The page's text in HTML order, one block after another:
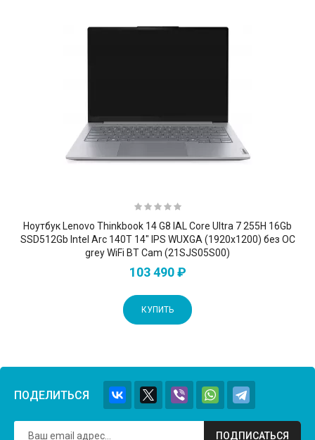
Ноутбук Lenovo Thinkbook 14 G8 IAL Core Ultra 7 255H 16Gb
SSD512Gb Intel Arc 140T 14" IPS WUXGA (1920x1200) без ОС
grey WiFi BT Cam (21SJS05S00)
103 490 ₽
КУПИТЬ
ПОДЕЛИТЬСЯ
ПОДПИСАТЬСЯ